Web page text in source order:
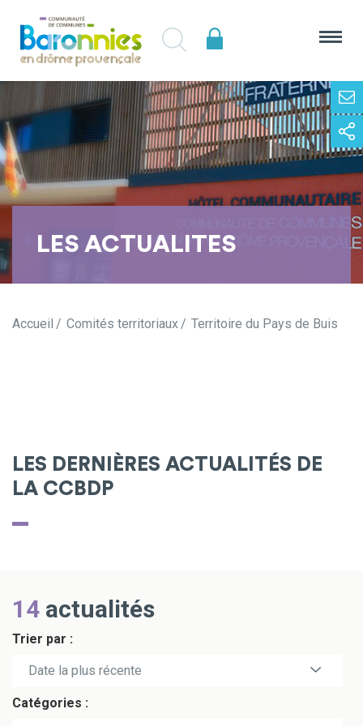
LES ACTUALITES
Accueil Comités territoriaux Territoire du Pays de Buis
LES DERNIÈRES ACTUALITÉS DE
LA CCBDP
14 actualités
Trier par :
Date la plus récente
Date la plus ancienne
Catégories :